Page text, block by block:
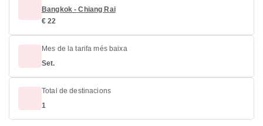
Bangkok - Chiang Rai
€ 22
Mes de la tarifa més baixa
Set.
Total de destinacions
1